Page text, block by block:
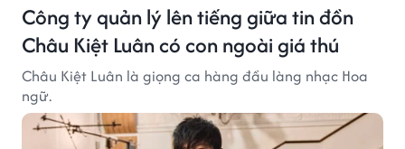
Công ty quản lý lên tiếng giữa tin đồn
Châu Kiệt Luân có con ngoài giá thú
Châu Kiệt Luân là giọng ca hàng đầu làng nhạc Hoa
ngữ.